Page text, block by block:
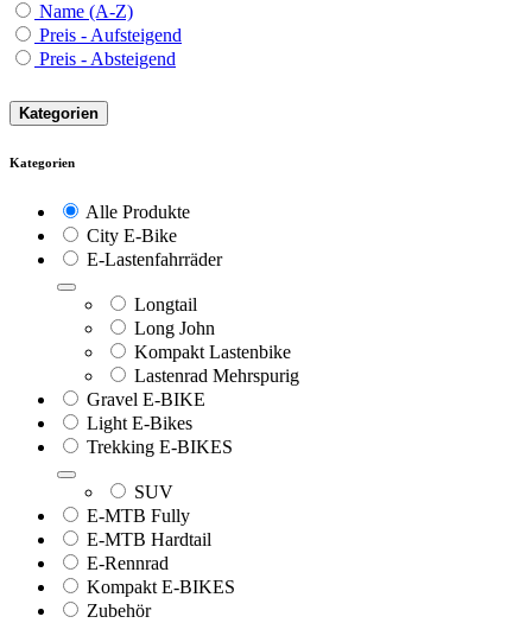
Name (A-Z)
Preis - Aufsteigend
Preis - Absteigend
Kategorien
Kategorien
Alle Produkte
City E-Bike
E-Lastenfahrräder
Longtail
Long John
Kompakt Lastenbike
Lastenrad Mehrspurig
Gravel E-BIKE
Light E-Bikes
Trekking E-BIKES
SUV
E-MTB Fully
E-MTB Hardtail
E-Rennrad
Kompakt E-BIKES
Zubehör